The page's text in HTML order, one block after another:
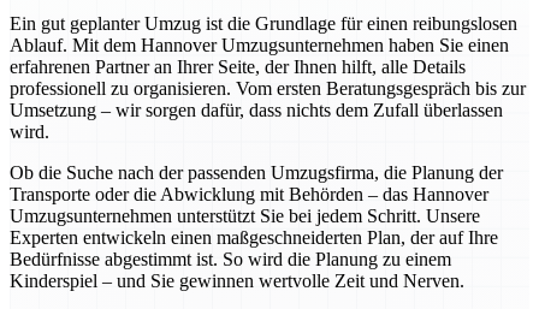
Ein gut geplanter Umzug ist die Grundlage für einen reibungslosen
Ablauf. Mit dem Hannover Umzugsunternehmen haben Sie einen
erfahrenen Partner an Ihrer Seite, der Ihnen hilft, alle Details
professionell zu organisieren. Vom ersten Beratungsgespräch bis zur
Umsetzung – wir sorgen dafür, dass nichts dem Zufall überlassen
wird.
Ob die Suche nach der passenden Umzugsfirma, die Planung der
Transporte oder die Abwicklung mit Behörden – das Hannover
Umzugsunternehmen unterstützt Sie bei jedem Schritt. Unsere
Experten entwickeln einen maßgeschneiderten Plan, der auf Ihre
Bedürfnisse abgestimmt ist. So wird die Planung zu einem
Kinderspiel – und Sie gewinnen wertvolle Zeit und Nerven.